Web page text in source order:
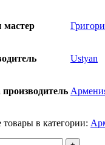
Ustyan
товары в категории: